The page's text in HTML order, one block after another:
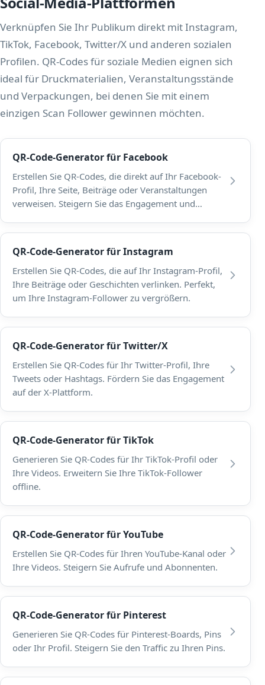
Verknüpfen Sie Ihr Publikum direkt mit Instagram,
TikTok, Facebook, Twitter/X und anderen sozialen
Profilen. QR-Codes für soziale Medien eignen sich
ideal für Druckmaterialien, Veranstaltungsstände
und Verpackungen, bei denen Sie mit einem
einzigen Scan Follower gewinnen möchten.
QR-Code-Generator für Facebook
Erstellen Sie QR-Codes, die direkt auf Ihr Facebook-
Profil, Ihre Seite, Beiträge oder Veranstaltungen
verweisen. Steigern Sie das Engagement und
QR-Code-Generator für Instagram
Erstellen Sie QR-Codes, die auf Ihr Instagram-Profil,
Ihre Beiträge oder Geschichten verlinken. Perfekt,
um Ihre Instagram-Follower zu vergrößern.
QR-Code-Generator für Twitter/X
Erstellen Sie QR-Codes für Ihr Twitter-Profil, Ihre
Tweets oder Hashtags. Fördern Sie das Engagement
auf der X-Plattform.
QR-Code-Generator für TikTok
Generieren Sie QR-Codes für Ihr TikTok-Profil oder
Ihre Videos. Erweitern Sie Ihre TikTok-Follower
offline.
QR-Code-Generator für YouTube
Erstellen Sie QR-Codes für Ihren YouTube-Kanal oder
Ihre Videos. Steigern Sie Aufrufe und Abonnenten.
QR-Code-Generator für Pinterest
Generieren Sie QR-Codes für Pinterest-Boards, Pins
oder Ihr Profil. Steigern Sie den Traffic zu Ihren Pins.